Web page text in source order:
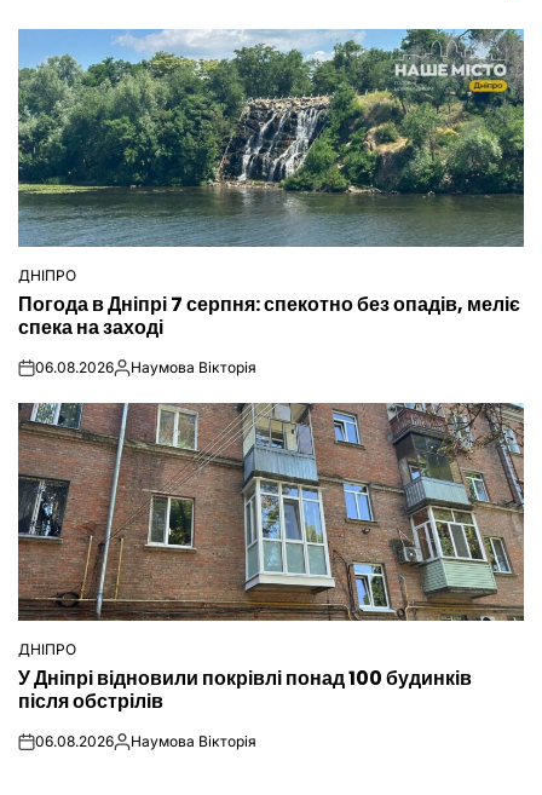
ОПУБЛІКУВАТИ
ДНІПРО
Погода в Дніпрі 7 серпня: спекотно без опадів, меліє
спека на заході
on06.08.2026Опубліковано
Наумова Вікторія
ОПУБЛІКУВАТИ
У
ДНІПРО
У Дніпрі відновили покрівлі понад 100 будинків
після обстрілів
on06.08.2026Опубліковано
Наумова Вікторія